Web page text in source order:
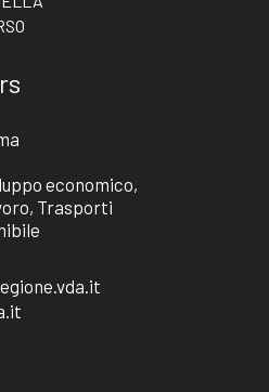
economico,
Trasporti